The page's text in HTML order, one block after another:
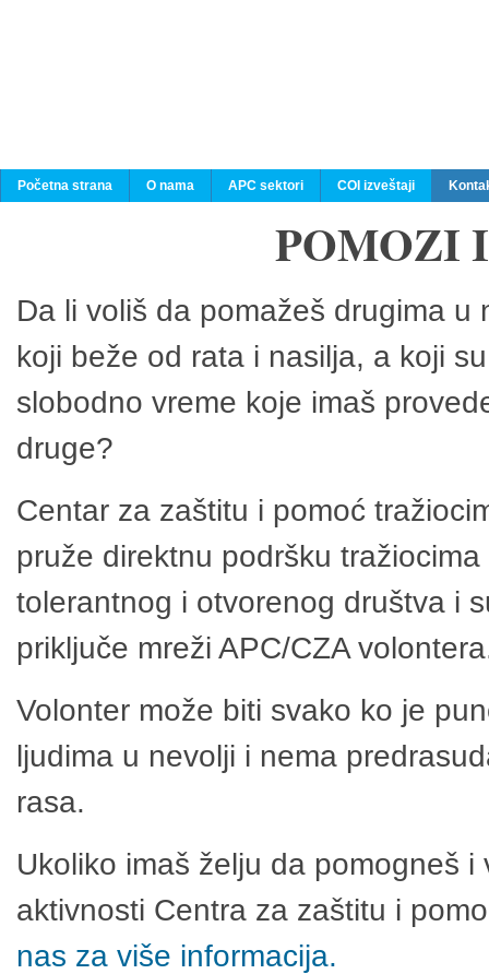
Početna strana O nama APC sektori COI izveštaji
POMOZI
Da li voliš da pomažeš drugima
koji beže od rata i nasilja, a koji
slobodno vreme koje imaš
druge?
Centar za zaštitu i pomoć
pruže direktnu podršku
tolerantnog i otvorenog društva i
priključe mreži APC/CZA
Volonter može biti svako ko je
ljudima u nevolji i nema
rasa.
Ukoliko imaš želju da pomogneš
aktivnosti Centra za zaštitu i
nas za više informacija.